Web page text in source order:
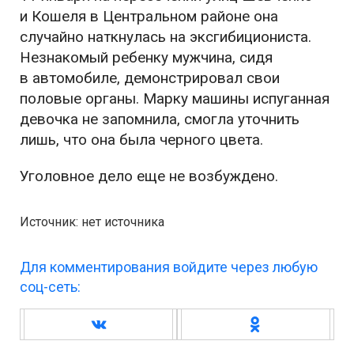
и Кошеля в Центральном районе она
случайно наткнулась на эксгибициониста.
Незнакомый ребенку мужчина, сидя
в автомобиле, демонстрировал свои
половые органы. Марку машины испуганная
девочка не запомнила, смогла уточнить
лишь, что она была черного цвета.
Уголовное дело еще не возбуждено.
Источник: нет источника
Для комментирования войдите через любую
соц-сеть: